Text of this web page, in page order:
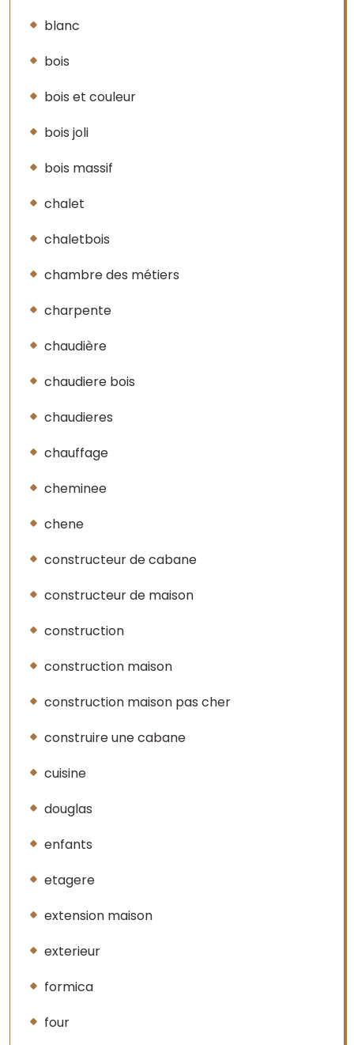
blanc
bois
bois et couleur
bois joli
bois massif
chalet
chaletbois
chambre des métiers
charpente
chaudière
chaudiere bois
chaudieres
chauffage
cheminee
chene
constructeur de cabane
constructeur de maison
construction
construction maison
construction maison pas cher
construire une cabane
cuisine
douglas
enfants
etagere
extension maison
exterieur
formica
four